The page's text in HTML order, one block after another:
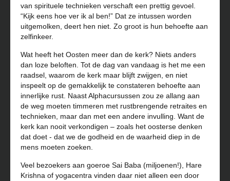
van spirituele technieken verschaft een prettig gevoel.
“Kijk eens hoe ver ik al ben!” Dat ze intussen worden
uitgemolken, deert hen niet. Zo groot is hun behoefte aan
zelfinkeer.
Wat heeft het Oosten meer dan de kerk? Niets anders
dan loze beloften. Tot de dag van vandaag is het me een
raadsel, waarom de kerk maar blijft zwijgen, en niet
inspeelt op de gemakkelijk te constateren behoefte aan
innerlijke rust. Naast Alphacursussen zou ze allang aan
de weg moeten timmeren met rustbrengende retraites en
technieken, maar dan met een andere invulling. Want de
kerk kan nooit verkondigen – zoals het oosterse denken
dat doet - dat we de godheid en de waarheid diep in de
mens moeten zoeken.
Veel bezoekers aan goeroe Sai Baba (miljoenen!), Hare
Krishna of yogacentra vinden daar niet alleen een door